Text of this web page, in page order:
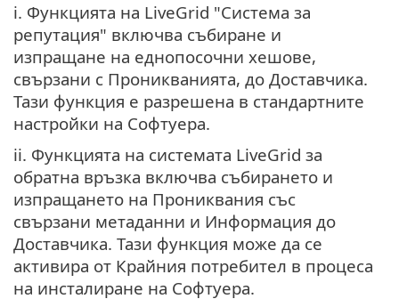
i. Функцията на LiveGrid "Система за
репутация" включва събиране и
изпращане на еднопосочни хешове,
свързани с Проникванията, до Доставчика.
Тази функция е разрешена в стандартните
настройки на Софтуера.
ii. Функцията на системата LiveGrid за
обратна връзка включва събирането и
изпращането на Прониквания със
свързани метаданни и Информация до
Доставчика. Тази функция може да се
активира от Крайния потребител в процеса
на инсталиране на Софтуера.